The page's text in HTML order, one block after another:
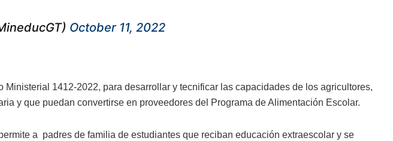
October 11, 2022
Ministerial 1412-2022, para desarrollar y tecnificar las capacidades de los agricultores,
y que puedan convertirse en proveedores del Programa de Alimentación Escolar.
a padres de familia de estudiantes que reciban educación extraescolar y se